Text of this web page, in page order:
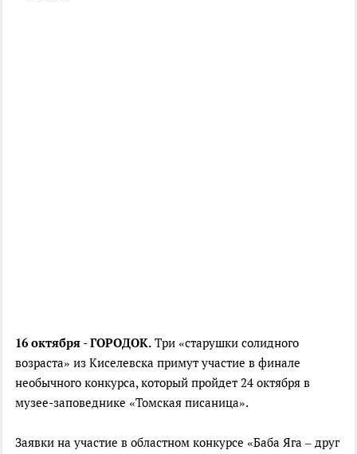
16 октября - ГОРОДОК. Три «старушки солидного
возраста» из Киселевска примут участие в финале
необычного конкурса, который пройдет 24 октября в
музее-заповеднике «Томская писаница».
Заявки на участие в областном конкурсе «Баба Яга – друг